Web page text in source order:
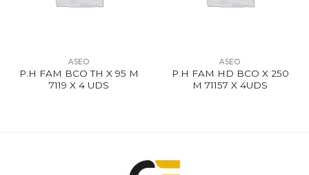
ASEO
P.H FAM BCO TH X 95 M
7119 X 4 UDS
ASEO
P.H FAM HD BCO X 250
M 71157 X 4UDS